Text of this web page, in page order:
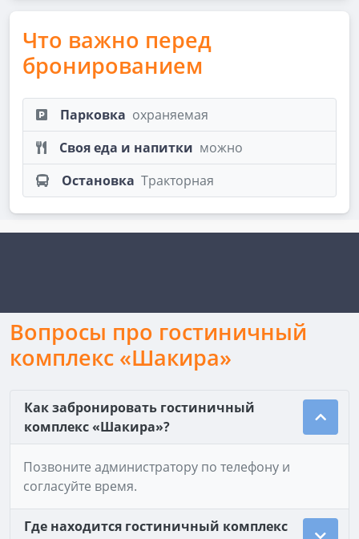
Что важно перед
бронированием
Парковка охраняемая
Своя еда и напитки можно
Остановка Тракторная
Вопросы про гостиничный
комплекс «Шакира»
Как забронировать гостиничный
комплекс «Шакира»?
Позвоните администратору по телефону и
согласуйте время.
Где находится гостиничный комплекс